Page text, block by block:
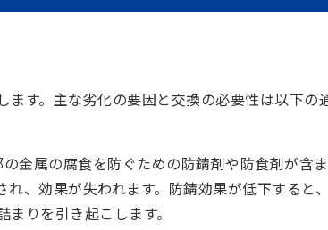
す。主な劣化の要因と交換の必要性は以下の
金属の腐食を防ぐための防錆剤や防食剤が含ま
、効果が失われます。防錆効果が低下すると
りを引き起こします。